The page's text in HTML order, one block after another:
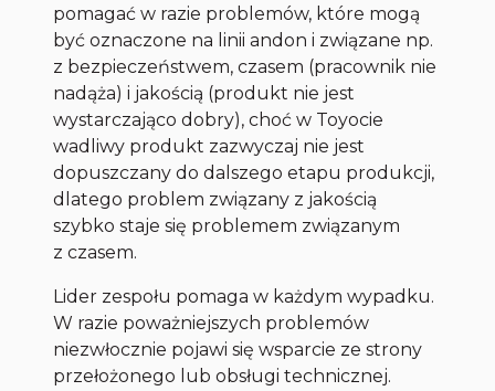
pomagać w razie problemów, które mogą
być oznaczone na liniiandon i związane np.
z bezpieczeństwem, czasem (pracownik nie
nadąża) i jakością (produkt nie jest
wystarczająco dobry), choć w Toyocie
wadliwy produkt zazwyczaj nie jest
dopuszczany do dalszego etapu produkcji,
dlatego problem związany z jakością
szybko staje się problemem związanym
z czasem.
Lider zespołu pomaga w każdym wypadku.
W razie poważniejszych problemów
niezwłocznie pojawi się wsparcie ze strony
przełożonego lub obsługi technicznej.